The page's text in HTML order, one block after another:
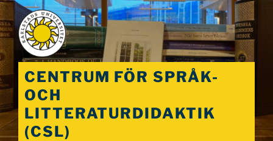
Hoppa
till
innehåll
CENTRUM FÖR SPRÅK-
OCH
LITTERATURDIDAKTIK
(CSL)